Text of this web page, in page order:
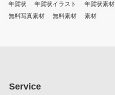
年賀状
年賀状イラスト 年賀状素材
無料写真素材
無料素材 素材
Service